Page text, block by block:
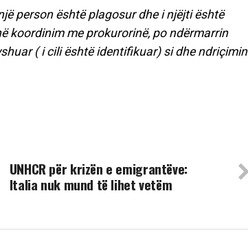
person është plagosur dhe i njëjti është
koordinim me prokurorinë, po ndërmarrin
( i cili është identifikuar) si dhe ndriçimin
UNHCR për krizën e emigrantëve:
Italia nuk mund të lihet vetëm